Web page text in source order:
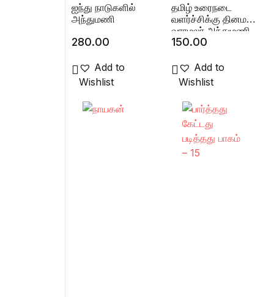
ஐந்து நாடுகளில்
அந்துமணி
280.00
Add to
Wishlist
தமிழ் உரைநடை
வளர்ச்சிக்கு தினமலர்
வராமலர் அந்துமணி
பதில்களின் பங்கு
150.00
Add to
Wishlist